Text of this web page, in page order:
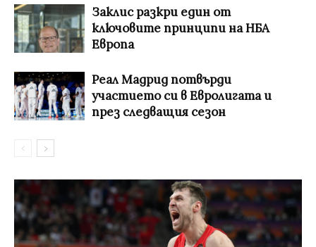
Заклис разкри един от
ключовите принципи на НБА
Европа
Реал Мадрид потвърди
участието си в Евролигата и
през следващия сезон